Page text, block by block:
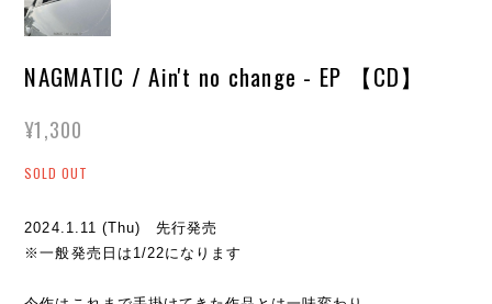
NAGMATIC / Ain't no change - EP 【CD】
¥1,300
SOLD OUT
2024.1.11 (Thu) 先行発売
※一般発売日は1/22になります